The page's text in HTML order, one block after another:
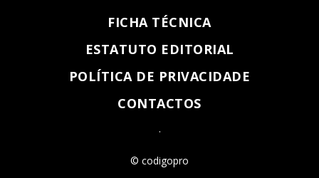
FICHA TÉCNICA
ESTATUTO EDITORIAL
POLÍTICA DE PRIVACIDADE
CONTACTOS
.
© codigopro